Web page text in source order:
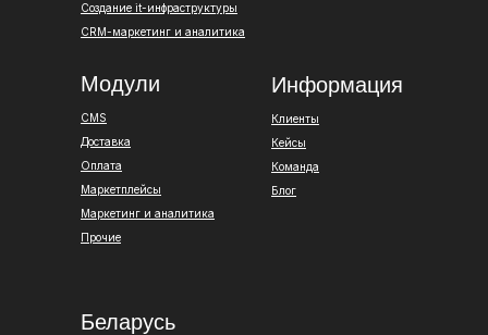
CMS
Доставка
Оплата
Создание it-инфраструктуры
CRM-маркетинг и аналитика
Маркетплейсы
Маркетинг и аналитика
Прочие
Модули
Беларусь
Клиенты
Кейсы
Команда
Блог
Информация